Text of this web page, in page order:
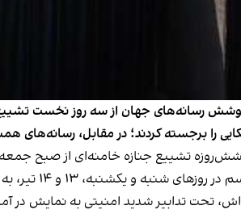
رسانه‌های جهان از سه روز نخست
را برجسته کردند؛ در مقابل،
این
تحت تدابیر شدید امنیتی به نمایش در